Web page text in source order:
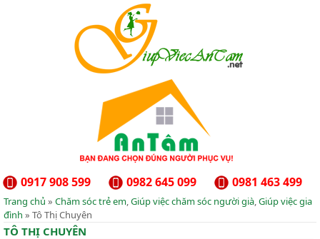
0981 463 499
0982 645 099
0917 908 599
Trang chủ » Chăm sóc trẻ em,Giúp việc chăm sóc người già,Giúp việc gia
đình » Tô Thị Chuyên
TÔ THỊ CHUYÊN